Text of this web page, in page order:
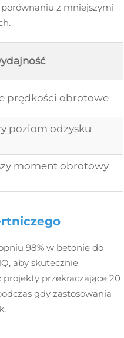
z mniejszymi
prędkości obrotowe
poziom odzysku
moment obrotowy
98% w betonie do
aby skutecznie
projekty przekraczające 20
gdy zastosowania